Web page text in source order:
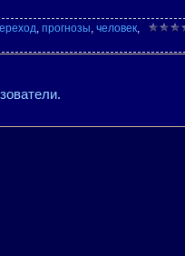
, прогнозы, человек,